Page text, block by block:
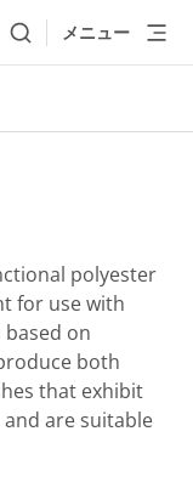
検索 メニュー
polyester
for use with
on
both
that exhibit
are suitable